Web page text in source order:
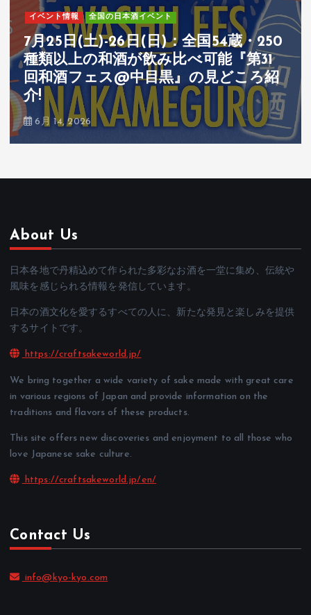
イベント情報 全国の日本酒イベント
7月25日(土)-26日(日)：全国54蔵・250
種類以上の和酒が飲み比べ可能『第31
回和酒フェス@中目黒』の見どころ紹
介!
6月 14, 2026
About Us
日本各地で丹精込めて作られた多彩なお酒を一堂に集め、伝統や
風味を感じられる情報を発信しています。
日本の酒文化を愛するすべての人に、新たな発見と楽しみを提供
するサイトです。
https://craftsakeworld.jp/
We bring together a wide variety of sake made with great care
in various regions of Japan and provide information on the
traditions and flavors of these products.
This site offers new discoveries and enjoyment to all those who
love Japanese sake culture.
https://craftsakeworld.jp/en/
Contact Us
info@kyo-kyo.com